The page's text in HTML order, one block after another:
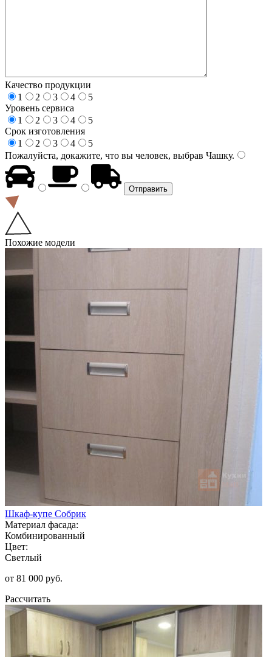
Качество продукции
1
2 3 4
5
Уровень сервиса
1
2 3 4
5
Срок изготовления
1
2 3 4
5
Пожалуйста, докажите, что вы человек, выбрав Чашку.
Похожие модели
Шкаф-купе Собрик
Материал фасада:
Комбинированный
Цвет:
Светлый
от 81 000 руб.
Рассчитать